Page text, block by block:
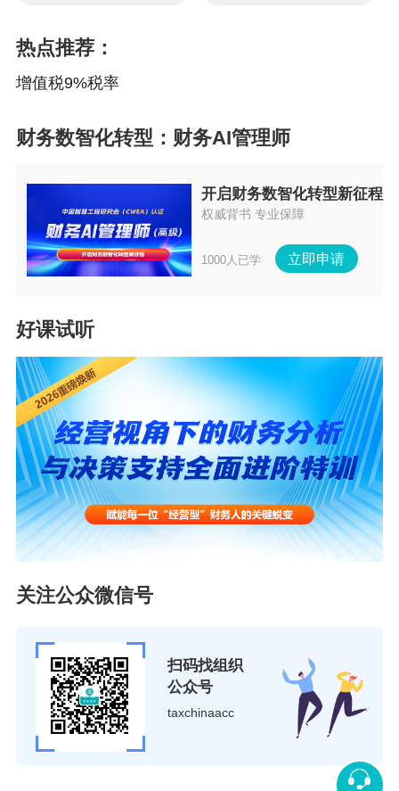
（4）其他动物组织，如动物骨、动物骨粒、壳、兽角、
根据上述规定，牲畜的粪便为动物排泄物，不属于农产品
的征税范围，一般纳税人企业将饲养的牲畜产生的粪便直
纳增值税。
02 企业所得税
主席令第二十三号修订）第二十七条第（一）项规定，企
业从事农、林、牧、渔业项目的所得，可以免征、减征企
业所得税。
《中华人民共和国企业所得税法实施条例》（国务院令第
512号）第八十六条规定，企业所得税法第二十七条第
（一）项规定的企业从事农、林、牧、渔业项目的所得，
可以免征、减征企业所得税，是指：
（一）企业从事下列项目的所得，免征企业所得税：
1.蔬菜、谷物、薯类、油料、豆类、棉花、麻类、糖料、
水果、坚果的种植；
2.农作物新品种的选育；
3.中药材的种植；
6.林产品的采集；
7.灌溉、农产品初加工、兽医、农技推广、农机作业和维
修等农、林、牧、渔服务业项目；
热点推荐：
增值税9%税率
财务数智化转型：财务AI管理师
开启财务数智化转型新征程
权威背书 专业保障
1000人已学 立即申请
好课试听
关注公众微信号
扫码找组织
公众号
taxchinaacc